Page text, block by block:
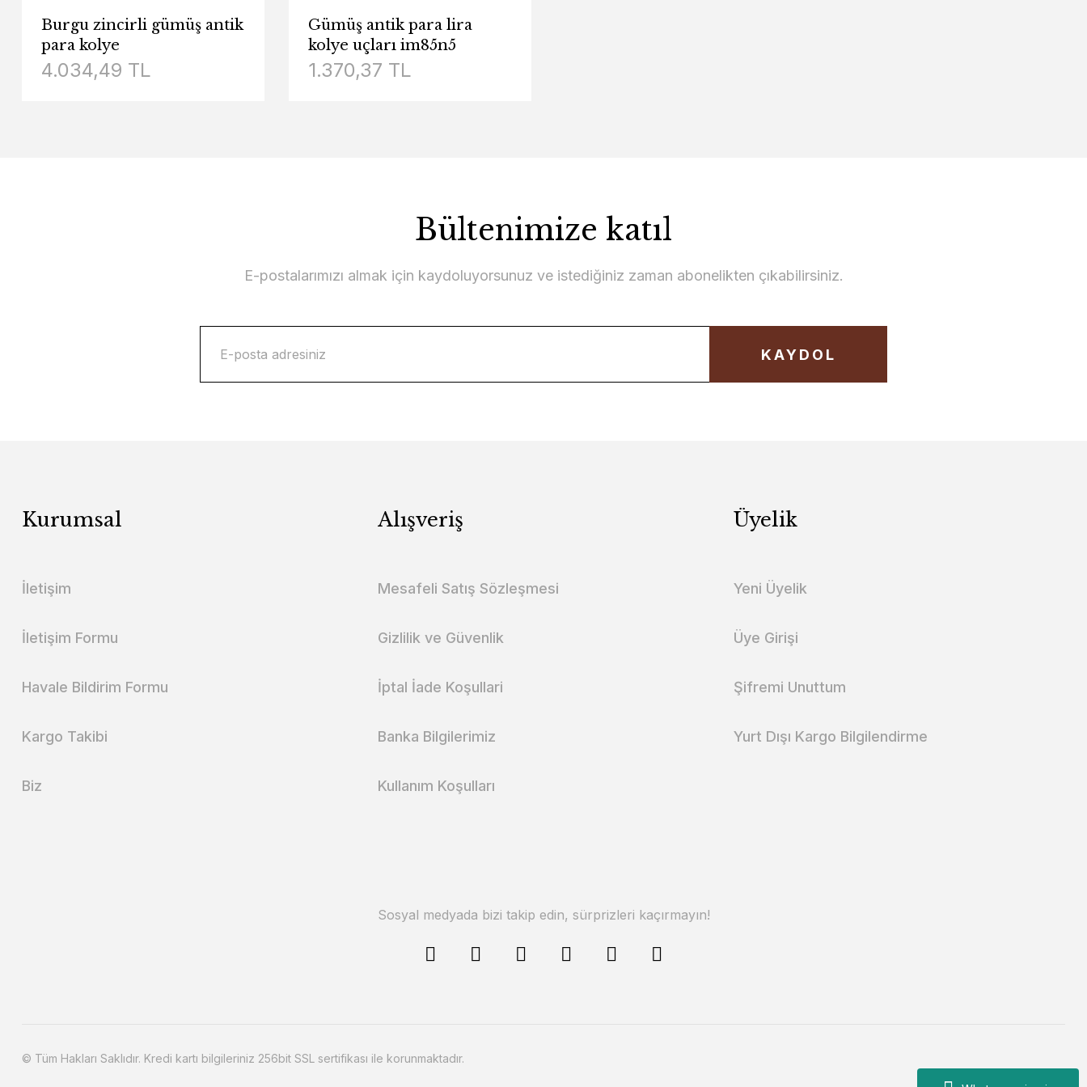
Burgu zincirli gümüş antik
para kolye
4.034,49 TL
Gümüş antik para lira
kolye uçları im85n5
1.370,37 TL
Bültenimize katıl
E-postalarımızı almak için kaydoluyorsunuz ve istediğiniz zaman abonelikten çıkabilirsiniz.
KAYDOL
Kurumsal
İletişim
İletişim Formu
Havale Bildirim Formu
Kargo Takibi
Biz
Alışveriş
Mesafeli Satış Sözleşmesi
Gizlilik ve Güvenlik
İptal İade Koşullari
Banka Bilgilerimiz
Kullanım Koşulları
Üyelik
Yeni Üyelik
Üye Girişi
Şifremi Unuttum
Yurt Dışı Kargo Bilgilendirme
Sosyal medyada bizi takip edin, sürprizleri kaçırmayın!
© Tüm Hakları Saklıdır. Kredi kartı bilgileriniz 256bit SSL sertifikası ile korunmaktadır.